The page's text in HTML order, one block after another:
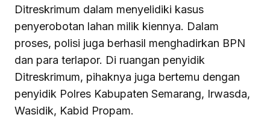
Ditreskrimum dalam menyelidiki kasus
penyerobotan lahan milik kiennya. Dalam
proses, polisi juga berhasil menghadirkan BPN
dan para terlapor. Di ruangan penyidik
Ditreskrimum, pihaknya juga bertemu dengan
penyidik Polres Kabupaten Semarang, Irwasda,
Wasidik, Kabid Propam.